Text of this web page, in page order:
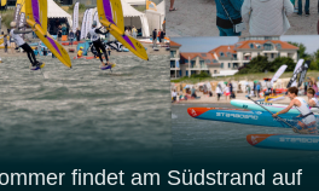
findet am Südstrand auf